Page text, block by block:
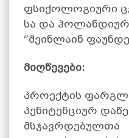
ფსიქოლოგიური
სა და
“მეინლაინ
მიღწევები:
პროექტის
პენიტენციურ
მსჯავრდებულთა